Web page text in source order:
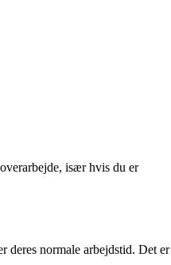
især hvis du er
deres normale arbejdstid. Det er